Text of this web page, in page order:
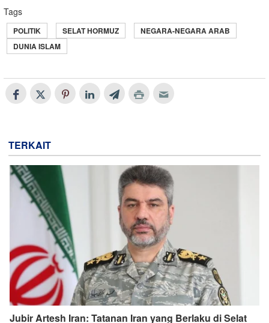
Tags
POLITIK SELAT HORMUZ
NEGARA-NEGARA ARAB
DUNIA ISLAM
TERKAIT
Jubir Artesh Iran: Tatanan Iran yang Berlaku di Selat